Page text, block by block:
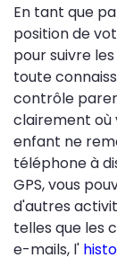
En tant que
position de
pour suivre
toute
contrôle
clairement où
enfant ne
téléphone à
GPS, vous
d'autres
telles que les
e-mails, l'